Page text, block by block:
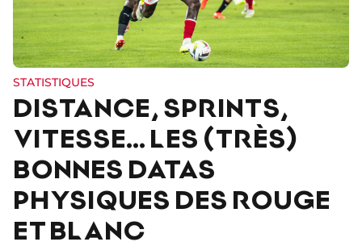
STATISTIQUES
DISTANCE, SPRINTS,
VITESSE… LES (TRÈS)
BONNES DATAS
PHYSIQUES DES ROUGE
ET BLANC